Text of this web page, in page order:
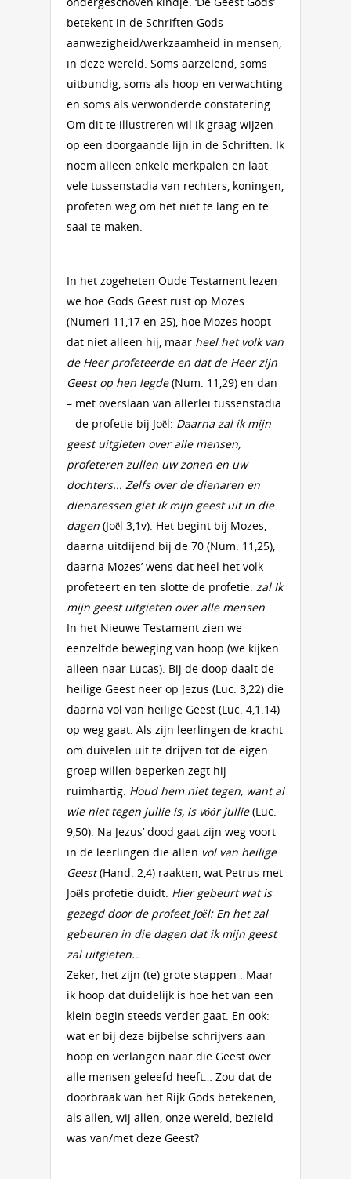
betekent in de Schriften Gods
aanwezigheid/werkzaamheid in mensen,
in deze wereld. Soms aarzelend, soms
uitbundig, soms als hoop en verwachting
en soms als verwonderde constatering.
Om dit te illustreren wil ik graag wijzen
op een doorgaande lijn in de Schriften. Ik
noem alleen enkele merkpalen en laat
vele tussenstadia van rechters, koningen,
profeten weg om het niet te lang en te
saai te maken.
In het zogeheten Oude Testament lezen
we hoe Gods Geest rust op Mozes
(Numeri 11,17 en 25), hoe Mozes hoopt
dat niet alleen hij, maar heel het volk van
de Heer profeteerde en dat de Heer zijn
Geest op hen legde(Num. 11,29) en dan
– met overslaan van allerlei tussenstadia
– de profetie bij Joël: Daarna zal ik mijn
geest uitgieten over alle mensen,
profeteren zullen uw zonen en uw
dochters... Zelfs over de dienaren en
dienaressen giet ik mijn geest uit in die
dagen (Joël 3,1v). Het begint bij Mozes,
daarna uitdijend bij de 70 (Num. 11,25),
daarna Mozes’ wens dat heel het volk
profeteert en ten slotte de profetie: zal Ik
mijn geest uitgieten over alle mensen.
In het Nieuwe Testament zien we
eenzelfde beweging van hoop (we kijken
alleen naar Lucas). Bij de doop daalt de
heilige Geest neer op Jezus (Luc. 3,22) die
daarna vol van heilige Geest (Luc. 4,1.14)
op weg gaat. Als zijn leerlingen de kracht
om duivelen uit te drijven tot de eigen
groep willen beperken zegt hij
ruimhartig: Houd hem niet tegen, want al
wie niet tegen jullie is, is vóór jullie(Luc.
9,50). Na Jezus’ dood gaat zijn weg voort
in de leerlingen die allen vol van heilige
Geest(Hand. 2,4) raakten, wat Petrus met
Joëls profetie duidt: Hier gebeurt wat is
gezegd door de profeet Joël: En het zal
gebeuren in die dagen dat ik mijn geest
zal uitgieten…
Zeker, het zijn (te) grote stappen . Maar
ik hoop dat duidelijk is hoe het van een
klein begin steeds verder gaat. En ook:
wat er bij deze bijbelse schrijvers aan
hoop en verlangen naar die Geest over
alle mensen geleefd heeft… Zou dat de
doorbraak van het Rijk Gods betekenen,
als allen, wij allen, onze wereld, bezield
was van/met deze Geest?